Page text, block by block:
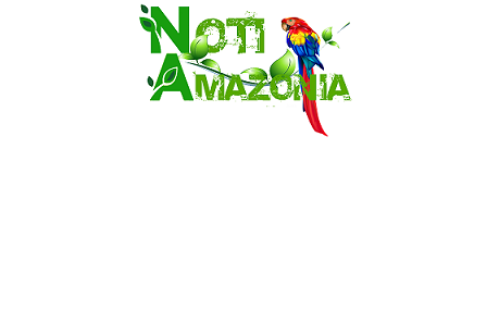
Saltar
implicados en caso de Alison,
oriunda de Tena
Vozinha, el arquero sensación de
cabo Verde, ya llegó para
incorporarse a Colo Colo de Chile
Pastaza: la parroquia Diez de
Agosto eligió a su nueva reina por